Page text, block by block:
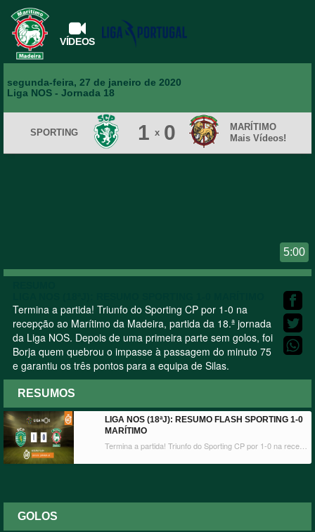
VÍDEOS
segunda-feira, 27 de janeiro de 2020
Liga NOS - Jornada 18
SPORTING 1 x 0
MARÍTIMO
Mais Vídeos!
5:00
Termina a partida! Triunfo do Sporting CP por 1-0 na
recepção ao Marítimo da Madeira, partida da 18.ª jornada
da Liga NOS. Depois de uma primeira parte sem golos, foi
Borja quem quebrou o impasse à passagem do minuto 75
e garantiu os três pontos para a equipa de Silas.
RESUMOS
LIGA NOS (18ªJ): RESUMO FLASH SPORTING 1-0
MARÍTIMO
GOLOS